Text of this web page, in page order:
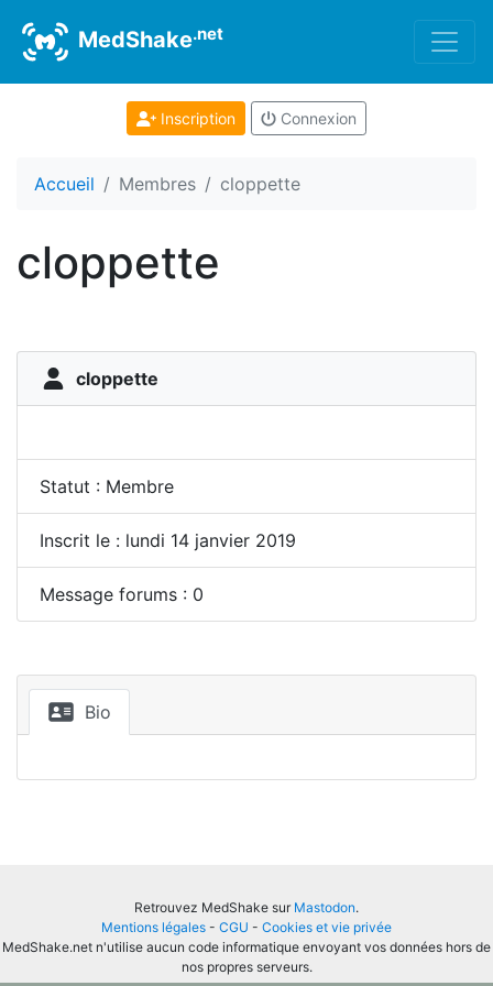
MedShake.net
Inscription Connexion
Accueil Membres cloppette
cloppette
cloppette
Statut : Membre
Inscrit le : lundi 14 janvier 2019
Message forums : 0
Bio
Retrouvez MedShake sur Mastodon.
Mentions légales - CGU - Cookies et vie privée
MedShake.net n'utilise aucun code informatique envoyant vos données hors de
nos propres serveurs.